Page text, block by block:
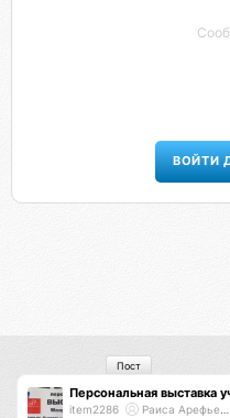
ВОЙТИ
Персональная выставка
item2286 Раиса Арефьева
Пост